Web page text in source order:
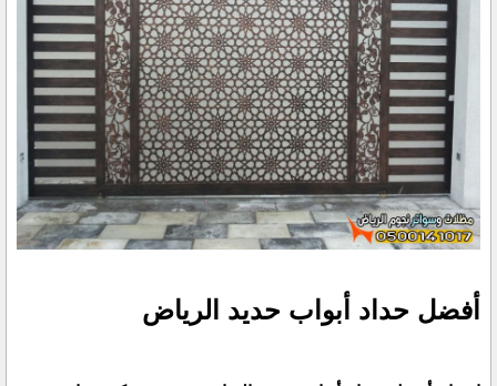
أفضل حداد أبواب حديد الرياض